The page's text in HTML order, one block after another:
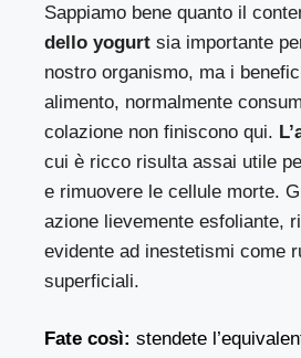
Sappiamo bene quanto il
dello yogurt sia importante
nostro organismo, ma i
alimento, normalmente
colazione non finiscono qui.
cui è ricco risulta assai utile
e rimuovere le cellule morte.
azione lievemente esfoliante,
evidente ad inestetismi come
superficiali.
Fate così: stendete